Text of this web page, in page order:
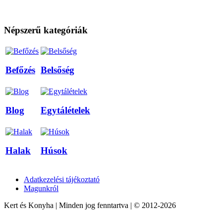
Népszerű kategóriák
Befőzés Belsőség
Blog Egytálételek
Halak Húsok
Adatkezelési tájékoztató
Magunkról
Kert és Konyha | Minden jog fenntartva | © 2012-2026